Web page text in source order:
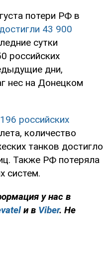
потери РФ в
достигли 43 900
сутки
российских
дни,
нес на Донецком
российских
количество
танков достигло
Также РФ потеряла
систем.
у нас в
и в Viber. Не